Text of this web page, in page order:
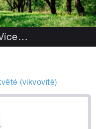
…
(vikvovité)